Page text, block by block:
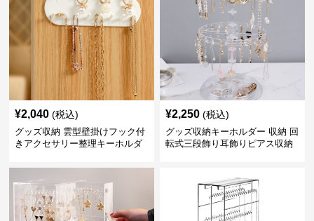
¥2,040 (税込)
グッズ収納 雲型壁掛けフック付
きアクセサリー整理キーホルダ
¥2,250 (税込)
グッズ収納キーホルダー 収納 回
転式三段飾り耳飾りピアス収納